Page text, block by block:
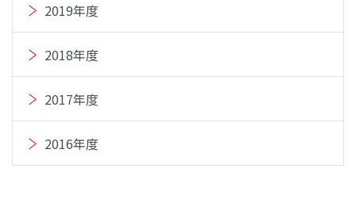
2019年度
2018年度
2017年度
2016年度